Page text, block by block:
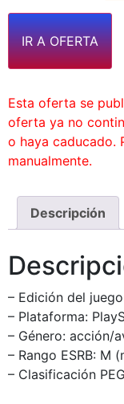
IR A OFERTA
Esta oferta se
oferta ya no
o haya caducado.
manualmente.
Descripción
– Edición del
– Plataforma:
– Género: acción/
– Rango ESRB: M
– Clasificación